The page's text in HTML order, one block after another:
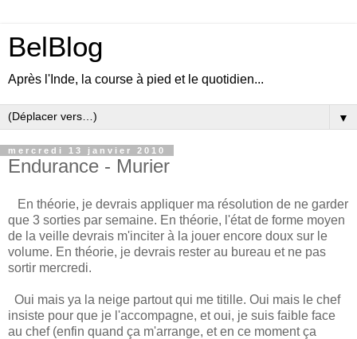
BelBlog
Après l'Inde, la course à pied et le quotidien...
▼
mercredi 13 janvier 2010
Endurance - Murier
En théorie, je devrais appliquer ma résolution de ne garder
que 3 sorties par semaine. En théorie, l'état de forme moyen
de la veille devrais m'inciter à la jouer encore doux sur le
volume. En théorie, je devrais rester au bureau et ne pas
sortir mercredi.
Oui mais ya la neige partout qui me titille. Oui mais le chef
insiste pour que je l'accompagne, et oui, je suis faible face
au chef (enfin quand ça m'arrange, et en ce moment ça